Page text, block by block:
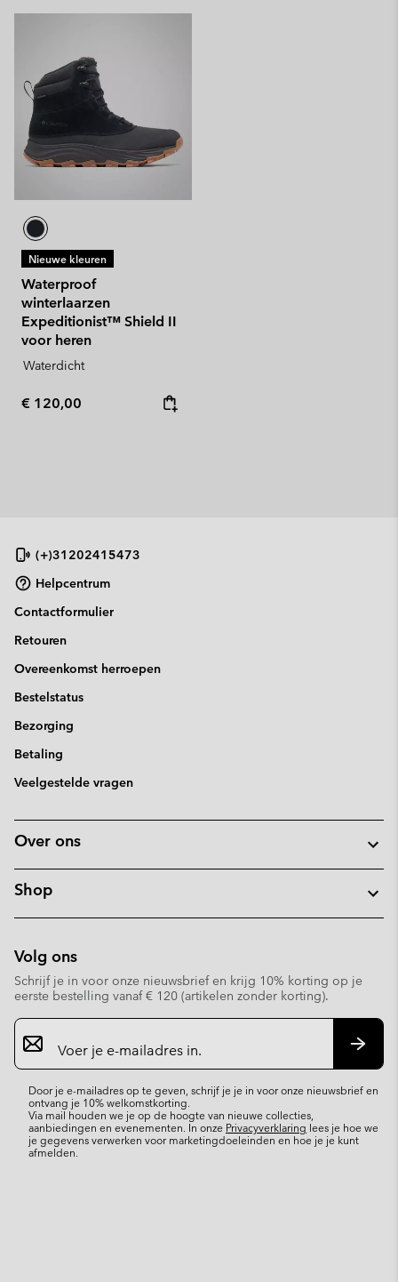
Nieuwe kleuren
Waterproof
winterlaarzen
Expeditionist™ Shield II
voor heren
Waterdicht
Regular price:
€ 120,00
(+)31202415473
Helpcentrum
Contactformulier
Retouren
Overeenkomst herroepen
Bestelstatus
Bezorging
Betaling
Veelgestelde vragen
Over ons
Shop
Volg ons
Schrijf je in voor onze nieuwsbrief en krijg 10% korting op je
eerste bestelling vanaf € 120 (artikelen zonder korting).
Aanmelden
voor
e-
Door je e-mailadres op te geven, schrijf je je in voor onze nieuwsbrief en
ontvang je 10% welkomstkorting.
Via mail houden we je op de hoogte van nieuwe collecties,
aanbiedingen en evenementen. In onze Privacyverklaring lees je hoe we
je gegevens verwerken voor marketingdoeleinden en hoe je je kunt
afmelden.